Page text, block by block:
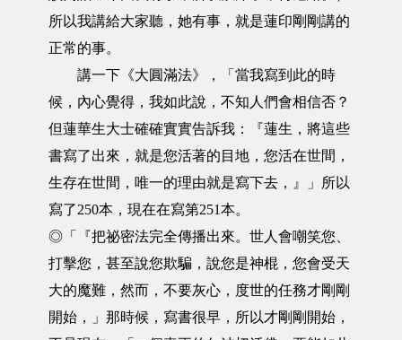
所以我講給大家聽，她有事，就是蓮印剛剛講的
正常的事。
講一下《大圓滿法》，「當我寫到此的時
候，內心覺得，我如此說，不知人們會相信否？
但蓮華生大士確確實實告訴我：『蓮生，將這些
書寫了出來，就是您活著的目地，您活在世間，
生存在世間，唯一的理由就是寫下去，』」所以
寫了250本，現在在寫第251本。
◎「『把祕密法完全傳播出來。世人會嘲笑您、
打擊您，甚至說您欺騙，說您是神棍，您會受天
大的魔難，然而，不要灰心，度世的任務才剛剛
開始，」那時候，寫書很早，所以才剛剛開始，